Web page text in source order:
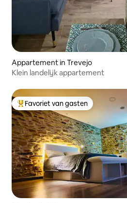
Appartement in Trevejo
Klein landelijk appartement
Topfavoriet van gasten
Favoriet van gasten